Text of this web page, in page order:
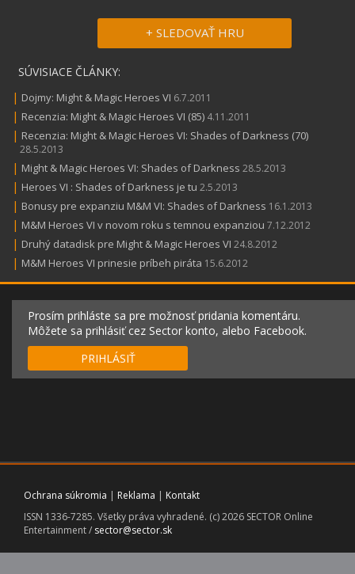
+ SLEDOVAŤ HRU
SÚVISIACE ČLÁNKY:
| Dojmy: Might & Magic Heroes VI 6.7.2011
| Recenzia: Might & Magic Heroes VI (85) 4.11.2011
| Recenzia: Might & Magic Heroes VI: Shades of Darkness (70)
28.5.2013
| Might & Magic Heroes VI: Shades of Darkness 28.5.2013
| Heroes VI : Shades of Darkness je tu 2.5.2013
| Bonusy pre expanziu M&M VI: Shades of Darkness 16.1.2013
| M&M Heroes VI v novom roku s temnou expanziou 7.12.2012
| Druhý datadisk pre Might & Magic Heroes VI 24.8.2012
| M&M Heroes VI prinesie príbeh piráta 15.6.2012
Prosím prihláste sa pre možnosť pridania komentáru.
Môžete sa prihlásiť cez Sector konto, alebo Facebook.
PRIHLÁSIŤ
Ochrana súkromia | Reklama | Kontakt
ISSN 1336-7285. Všetky práva vyhradené. (c) 2026 SECTOR Online
Entertainment / sector@sector.sk